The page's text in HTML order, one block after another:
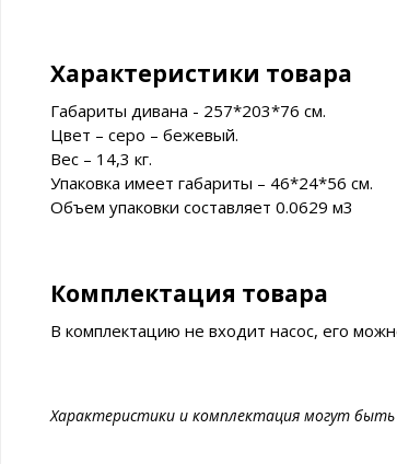
Характеристики товара
Габариты дивана - 257*203*76 см.
Цвет – серо – бежевый.
Вес – 14,3 кг.
Упаковка имеет габариты – 46*24*56 см.
Объем упаковки составляет 0.0629 м3
Комплектация товара
В комплектацию не входит насос, его
Характеристики и комплектация могут быть